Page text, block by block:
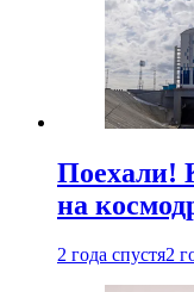
Поехали!
на
2 года спустя2